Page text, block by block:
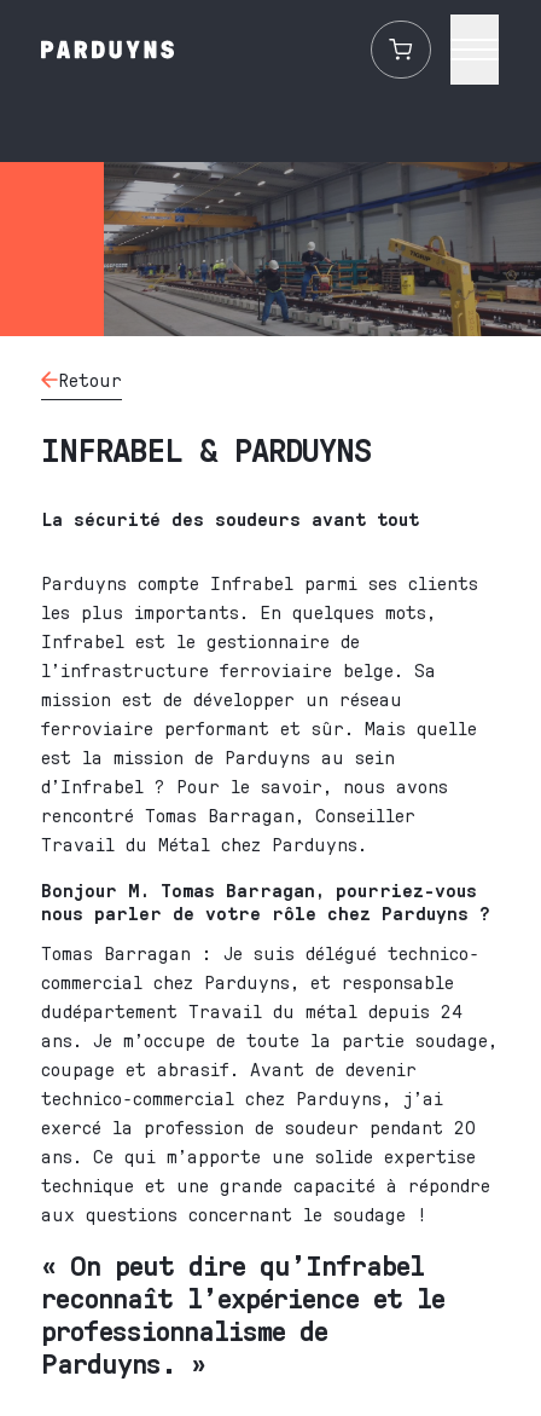
Retour
INFRABEL & PARDUYNS
La sécurité des soudeurs avant tout
Parduyns compte Infrabel parmi ses clients
les plus importants. En quelques mots,
Infrabel est le gestionnaire de
l’infrastructure ferroviaire belge. Sa
mission est de développer un réseau
ferroviaire performant et sûr. Mais quelle
est la mission de Parduyns au sein
d’Infrabel ? Pour le savoir, nous avons
rencontré Tomas Barragan, Conseiller
Travail du Métal chez Parduyns.
Bonjour M. Tomas Barragan, pourriez-vous
nous parler de votre rôle chez Parduyns ?
Tomas Barragan : Je suis délégué technico-
commercial chez Parduyns, et responsable
dudépartement Travail du métal depuis 24
ans. Je m’occupe de toute la partie soudage,
coupage et abrasif. Avant de devenir
technico-commercial chez Parduyns, j’ai
exercé la profession de soudeur pendant 20
ans. Ce qui m’apporte une solide expertise
technique et une grande capacité à répondre
aux questions concernant le soudage !
« On peut dire qu’Infrabel
reconnaît l’expérience et le
professionnalisme de
Parduyns. »